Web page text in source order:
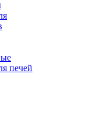
печей